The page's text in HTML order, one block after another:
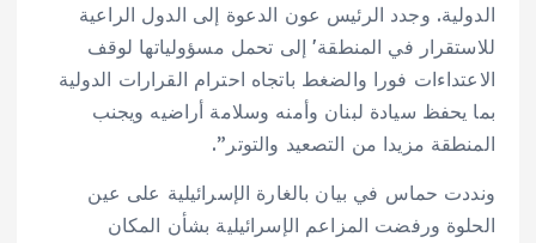
الدولية. وجدد الرئيس عون الدعوة إلى الدول الراعية
للاستقرار في المنطقة' إلى تحمل مسؤولياتها لوقف
الاعتداءات فورا والضغط باتجاه احترام القرارات الدولية
بما يحفظ سيادة لبنان وأمنه وسلامة أراضيه ويجنب
المنطقة مزيدا من التصعيد والتوتر”.
ونددت حماس في بيان بالغارة الإسرائيلية على عين
الحلوة ورفضت المزاعم الإسرائيلية بشأن المكان